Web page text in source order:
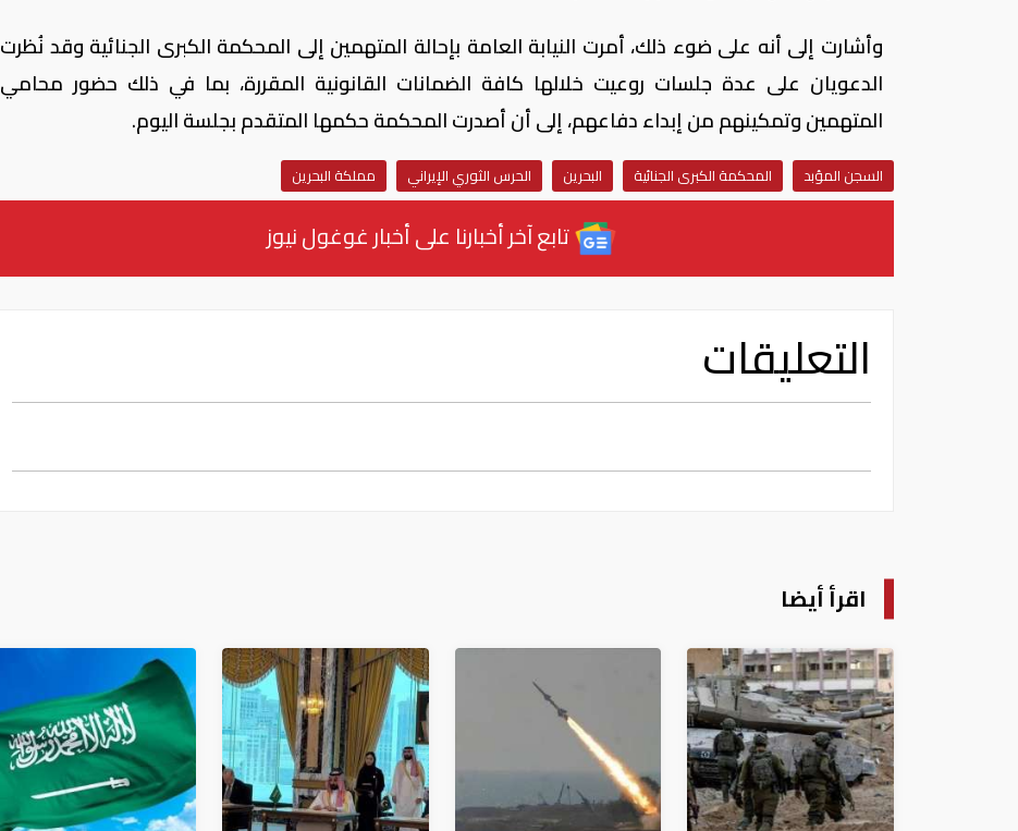
وأشارت إلى أنه على ضوء ذلك، أمرت النيابة العامة بإحالة المتهمين إلى المحكمة الكبرى الجنائية وقد نُظرت
الدعويان على عدة جلسات روعيت خلالها كافة الضمانات القانونية المقررة، بما في ذلك حضور محامي
المتهمين وتمكينهم من إبداء دفاعهم، إلى أن أصدرت المحكمة حكمها المتقدم بجلسة اليوم.
السجن المؤبد المحكمة الكبرى الجنائية البحرين الحرس الثوري الإيراني مملكة البحرين
تابع آخر أخبارنا على أخبار غوغول نيوز
التعليقات
اقرأ أيضا